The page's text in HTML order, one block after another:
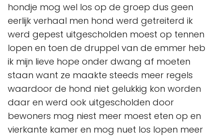
hondje mog wel los op de groep dus geen
eerlijk verhaal men hond werd getreiterd ik
werd gepest uitgescholden moest op tennen
lopen en toen de druppel van de emmer heb
ik mijn lieve hope onder dwang af moeten
staan want ze maakte steeds meer regels
waardoor de hond niet gelukkig kon worden
daar en werd ook uitgescholden door
bewoners mog niest meer moest eten op en
vierkante kamer en mog nuet los lopen meer